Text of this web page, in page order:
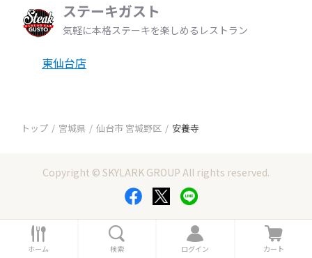
ステーキガスト
気軽に本格ステーキを楽しめるレストラン
東仙台店
トップ 宮城県 仙台市 宮城野区 安養寺
Copyright © SKYLARK GROUP All rights reserved.
ホ
ー
ホーム 索
検索
ロ
グ
ログイン
カ
ー
カート